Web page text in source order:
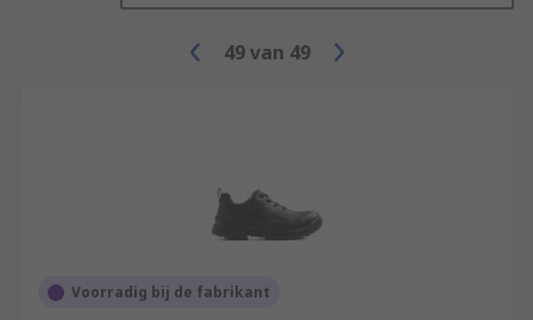
49 van 49
Voorradig bij de fabrikant